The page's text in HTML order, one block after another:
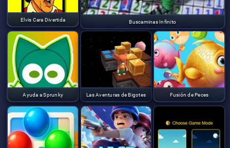
Buscaminas Infinito
Elvis Cara Divertida
Ayuda a Sprunky Las Aventuras de Bigotes Fusión de Peces